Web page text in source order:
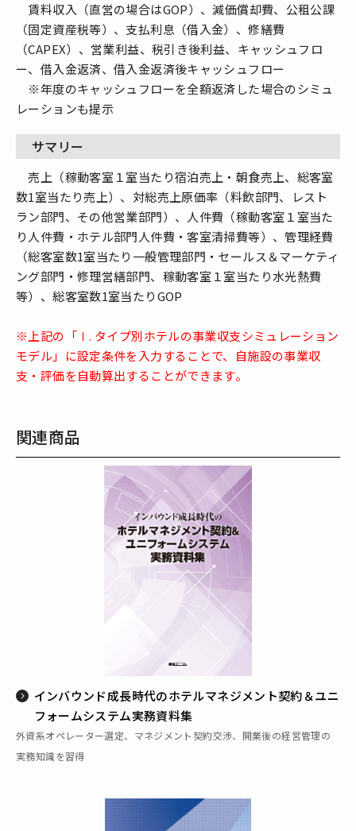
賃料収入（直営の場合はGOP）、減価償却費、公租公課
（固定資産税等）、支払利息（借入金）、修繕費
（CAPEX）、営業利益、税引き後利益、キャッシュフロ
ー、借入金返済、借入金返済後キャッシュフロー
※年度のキャッシュフローを全額返済した場合のシミュ
レーションも提示
サマリー
売上（稼動客室１室当たり宿泊売上・朝食売上、総客室
数1室当たり売上）、対総売上原価率（料飲部門、レスト
ラン部門、その他営業部門）、人件費（稼動客室１室当た
り人件費・ホテル部門人件費・客室清掃費等）、管理経費
（総客室数1室当たり一般管理部門・セールス＆マーケティ
ング部門・修理営繕部門、稼動客室１室当たり水光熱費
等）、総客室数1室当たりGOP
※上記の「Ⅰ. タイプ別ホテルの事業収支シミュレーション
モデル」に設定条件を入力することで、自施設の事業収
支・評価を自動算出することができます。
関連商品
インバウンド成長時代のホテルマネジメント契約＆ユニ
フォームシステム実務資料集
外資系オペレーター選定、マネジメント契約交渉、開業後の経営管理の
実務知識を習得